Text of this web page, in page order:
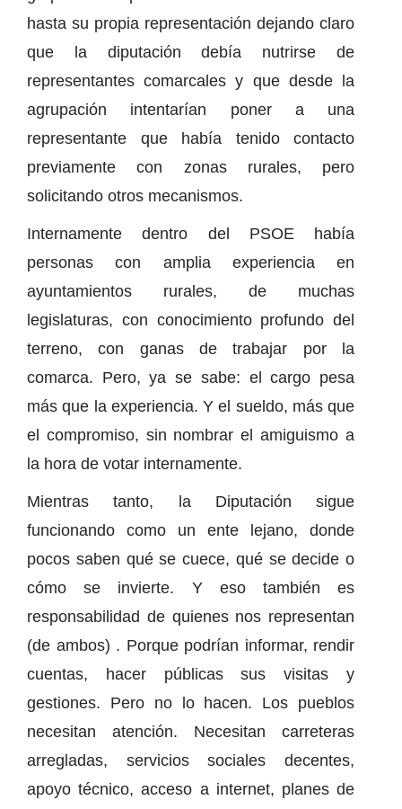
hasta su propia representación dejando claro
que la diputación debía nutrirse de
representantes comarcales y que desde la
agrupación intentarían poner a una
representante que había tenido contacto
previamente con zonas rurales, pero
solicitando otros mecanismos.
Internamente dentro del PSOE había
personas con amplia experiencia en
ayuntamientos rurales, de muchas
legislaturas, con conocimiento profundo del
terreno, con ganas de trabajar por la
comarca. Pero, ya se sabe: el cargo pesa
más que la experiencia. Y el sueldo, más que
el compromiso, sin nombrar el amiguismo a
la hora de votar internamente.
Mientras tanto, la Diputación sigue
funcionando como un ente lejano, donde
pocos saben qué se cuece, qué se decide o
cómo se invierte. Y eso también es
responsabilidad de quienes nos representan
(de ambos) . Porque podrían informar, rendir
cuentas, hacer públicas sus visitas y
gestiones. Pero no lo hacen. Los pueblos
necesitan atención. Necesitan carreteras
arregladas, servicios sociales decentes,
apoyo técnico, acceso a internet, planes de